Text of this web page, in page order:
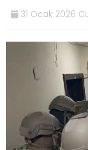
31 Ocak 2026